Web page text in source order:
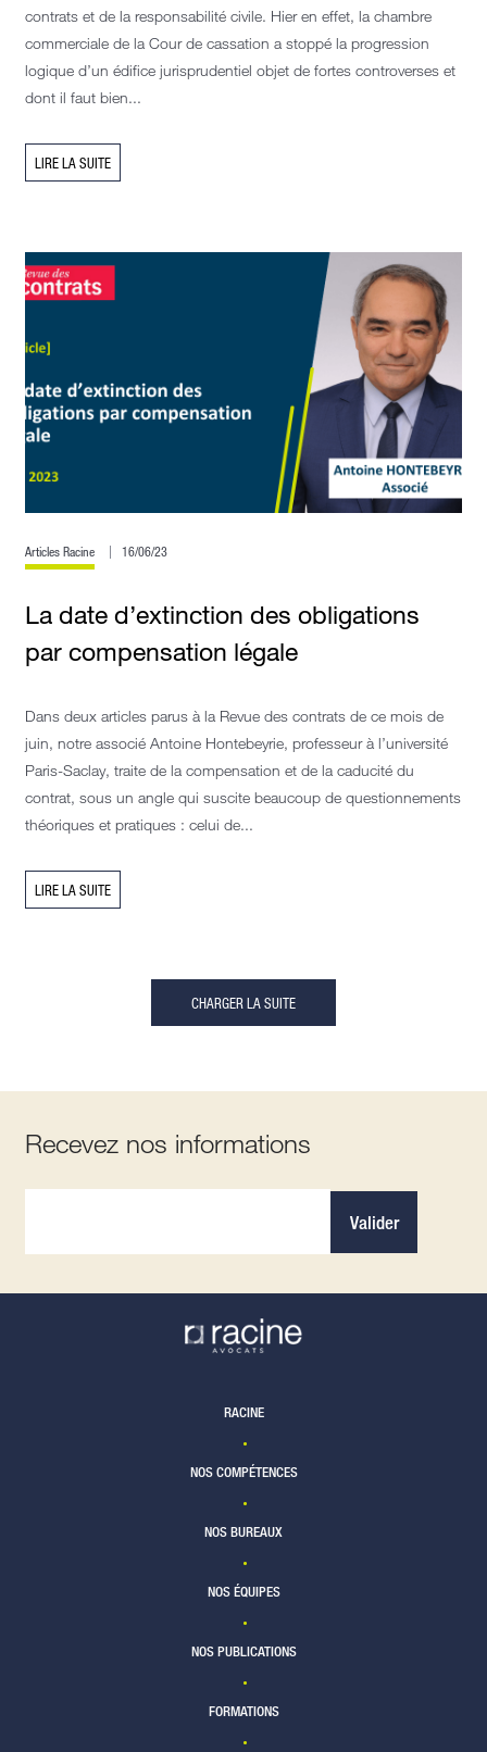
contrats et de la responsabilité civile. Hier en effet, la chambre
commerciale de la Cour de cassation a stoppé la progression
logique d’un édifice jurisprudentiel objet de fortes controverses et
dont il faut bien...
LIRE LA SUITE
Articles Racine 16/06/23
La date d’extinction des obligations
par compensation légale
Dans deux articles parus à la Revue des contrats de ce mois de
juin, notre associé Antoine Hontebeyrie, professeur à l’université
Paris-Saclay, traite de la compensation et de la caducité du
contrat, sous un angle qui suscite beaucoup de questionnements
théoriques et pratiques : celui de...
LIRE LA SUITE
CHARGER LA SUITE
Recevez nos informations
Valider
RACINE
NOS COMPÉTENCES
NOS BUREAUX
NOS ÉQUIPES
NOS PUBLICATIONS
FORMATIONS